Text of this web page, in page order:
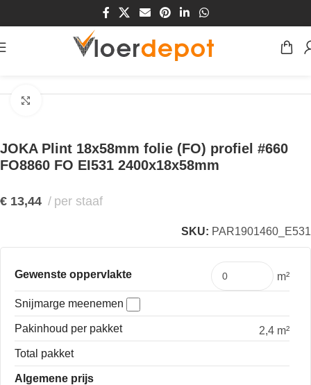
JOKA Plint 18x58mm folie (FO) profiel #660
FO8860 FO EI531 2400x18x58mm
€ 13,44 per staaf
SKU: PAR1901460_E531
Gewenste oppervlakte m²
Snijmarge meenemen
Pakinhoud per pakket
2,4 m²
Total pakket
Algemene prijs